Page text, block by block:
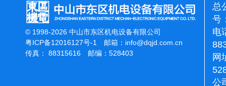
© 1998-2026 中山市东区机电设备有限公司
粤ICP备12016127号-1
邮箱： info@dqjd.com.cn
传真： 88315616 邮编：528403
总
号
电
网
公